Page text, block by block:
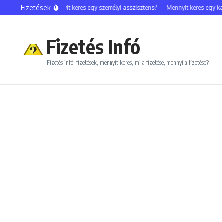
Ugrás a tartalomhoz
Fizetések
celebfotós? Mennyit keres egy személyi asszisztens? Mennyit keres egy
Fizetés Infó
Fizetés infó, fizetések, mennyit keres, mi a fizetése, mennyi a fizetése?